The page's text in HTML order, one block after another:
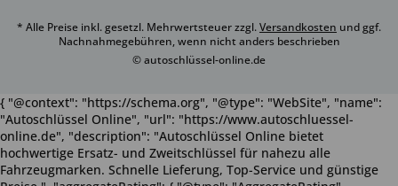
* Alle Preise inkl. gesetzl. Mehrwertsteuer zzgl.Versandkosten und ggf.
Nachnahmegebühren, wenn nicht anders beschrieben
© autoschlüssel-online.de
{ "@context": "https://schema.org", "@type": "WebSite", "name":
"Autoschlüssel Online", "url": "https://www.autoschluessel-
online.de", "description": "Autoschlüssel Online bietet
hochwertige Ersatz- und Zweitschlüssel für nahezu alle
Fahrzeugmarken. Schnelle Lieferung, Top-Service und günstige